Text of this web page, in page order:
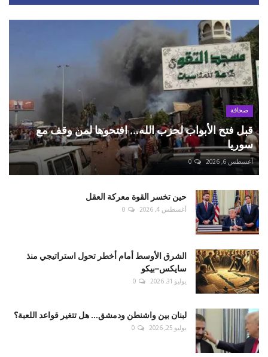
صحافة
قبل فتح الأبواب لحزب الله... افتحوها لمن وقف مع
سوريا
أغسطس 6, 2026 0
حين تخسر القوة معركة العقل
أغسطس 4, 2026 0
الشرق الأوسط أمام أخطر تحول استراتيجي منذ
سايكس–بيكو
يوليو 31, 2026 0
لبنان بين واشنطن ودمشق... هل تتغير قواعد اللعبة؟
يوليو 25, 2026 0